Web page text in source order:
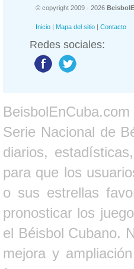
© copyright 2009 - 2026
Inicio | Mapa del sitio | Contacto
Redes sociales:
Serie Nacional de
diarios,
para que los
o sus estrellas
pronosticar los
el Béisbol Cubano.
mejora y